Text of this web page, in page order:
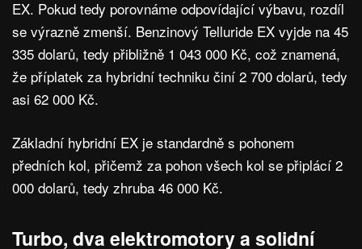
EX. Pokud tedy porovnáme odpovídající výbavu, rozdíl
se výrazně zmenší. Benzinový Telluride EX vyjde na 45
335 dolarů, tedy přibližně 1 043 000 Kč, což znamená,
že příplatek za hybridní techniku činí 2 700 dolarů, tedy
asi 62 000 Kč.
Základní hybridní EX je standardně s pohonem
předních kol, přičemž za pohon všech kol se připlácí 2
000 dolarů, tedy zhruba 46 000 Kč.
Turbo, dva elektromotory a solidní